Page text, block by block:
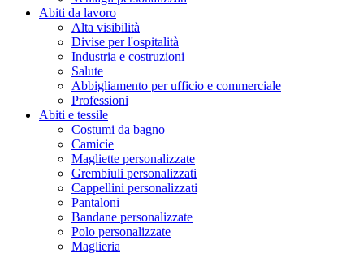
Abiti da lavoro
Alta visibilità
Divise per l'ospitalità
Industria e costruzioni
Salute
Abbigliamento per ufficio e commerciale
Professioni
Abiti e tessile
Costumi da bagno
Camicie
Magliette personalizzate
Grembiuli personalizzati
Cappellini personalizzati
Pantaloni
Bandane personalizzate
Polo personalizzate
Maglieria